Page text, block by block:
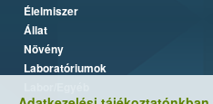
Élelmiszer
Állat
Növény
Laboratóriumok